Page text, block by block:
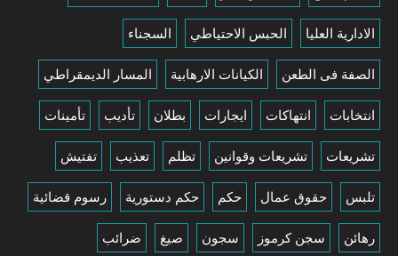
الادارية العليا الحبس الاحتياطي السجناء
الصفة فى الطعن الكيانات الارهابية المسار الديمقراطي
انتخابات انتهاكات ايجارات بطلان تأديب تأمينات
تشريعات تشريعات وقوانين تظلم تعذيب تفتيش
تلبس حقوق عمال حكم حكم دستورية رسوم قضائية
رهائن سجن كرموز سجون صيغ ضرائب